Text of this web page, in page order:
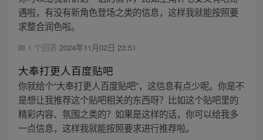
遇啦，有没有新角色登场之类的信息，这样我就能按照要
求整合润色啦。
1 个回答 2024年11月02日 23:51
大奉打更人百度贴吧
你就给个“大奉打更人百度贴吧”，这信息有点少呢。你是不
是想让我推荐这个贴吧相关的东西呀？比如这个贴吧里的
精彩内容、氛围之类的？如果是这样的话，你可以给我多
一点信息，这样我就能按照要求进行推荐啦。